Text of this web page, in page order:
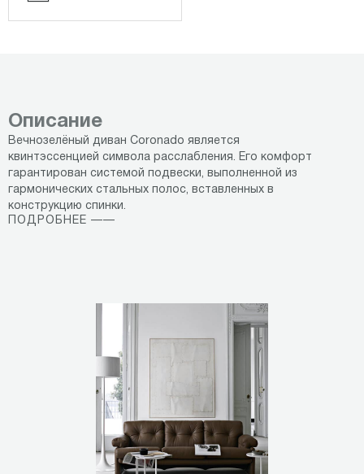
Описание
Вечнозелёный диван Coronado является
квинтэссенцией символа расслабления. Его комфорт
гарантирован системой подвески, выполненной из
гармонических стальных полос, вставленных в
конструкцию спинки.
ПОДРОБНЕЕ ——